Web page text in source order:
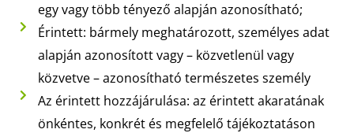
egy vagy több tényező alapján azonosítható;
Érintett: bármely meghatározott, személyes adat
alapján azonosított vagy – közvetlenül vagy
közvetve – azonosítható természetes személy
Az érintett hozzájárulása: az érintett akaratának
önkéntes, konkrét és megfelelő tájékoztatáson